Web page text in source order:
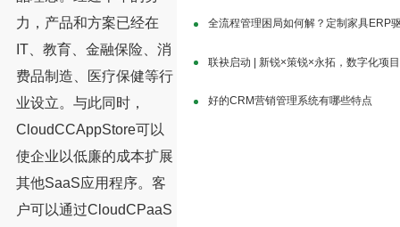
力，产品和方案已经在
IT、教育、金融保险、消
费品制造、医疗保健等行
业设立。与此同时，
CloudCCAppStore可以
使企业以低廉的成本扩展
其他SaaS应用程序。客
户可以通过CloudCPaaS
全流程管理困局如何解？定制家具ERP
联袂启动 | 新锐×策锐×永拓，数字化项
好的CRM营销管理系统有哪些特点